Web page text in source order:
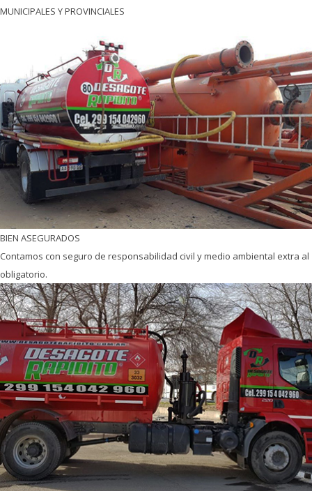
MUNICIPALES Y PROVINCIALES
BIEN ASEGURADOS
Contamos con seguro de responsabilidad civil y medio ambiental extra al
obligatorio.